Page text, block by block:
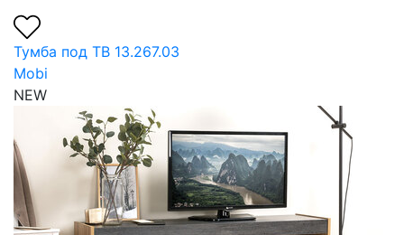
Тумба под ТВ 13.267.03
Mobi
NEW